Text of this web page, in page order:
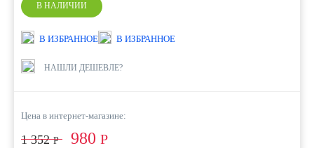
В НАЛИЧИИ
В ИЗБРАННОЕ В ИЗБРАННОЕ
НАШЛИ ДЕШЕВЛЕ?
Цена в интернет-магазине:
1 352Р 980 Р